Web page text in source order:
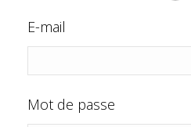
E-mail
Mot de passe